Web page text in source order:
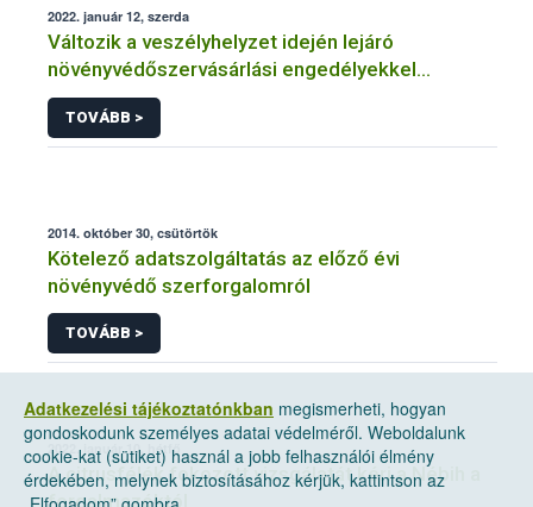
2022. január 12, szerda
Változik a veszélyhelyzet idején lejáró
növényvédőszervásárlási engedélyekkel
kapcsolatos szabályozás
TOVÁBB >
2014. október 30, csütörtök
Kötelező adatszolgáltatás az előző évi
növényvédő szerforgalomról
TOVÁBB >
2022. január 10, hétfő
A citrusfélék fokozott vizsgálatát kéri a Nébih a
forgalmazóktól
Adatkezelési tájékoztatónkban megismerheti, hogyan
gondoskodunk személyes adatai védelméről. Weboldalunk
cookie-kat (sütiket) használ a jobb felhasználói élmény
érdekében, melynek biztosításához kérjük, kattintson az